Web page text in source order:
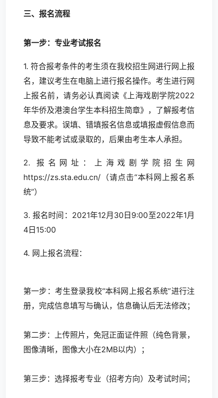
三、报名流程
第一步：专业考试报名
1. 符合报考条件的考生须在我校招生网进行网上报
名，建议考生在电脑上进行报名操作。考生进行网
上报名前，请务必认真阅读《上海戏剧学院2022
年华侨及港澳台学生本科招生简章》，了解报考信
息及要求。误填、错填报名信息或填报虚假信息而
导致不能考试或录取的，后果由考生本人承担。
2. 报名网址：上海戏剧学院招生网
https://zs.sta.edu.cn/（请点击“本科网上报名系
统”）
3. 报名时间：2021年12月30日9:00至2022年1月
4日15:00
4. 网上报名流程：
第一步：考生登录我校“本科网上报名系统”进行注
册，完成信息填写与确认，信息确认后无法修改；
第二步：上传照片，免冠正面证件照（纯色背景，
图像清晰，图像大小在2MB以内）；
第三步：选择报考专业（招考方向）及考试时间；